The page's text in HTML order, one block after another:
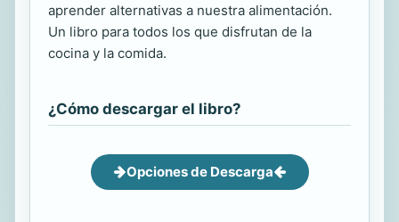
aprender alternativas a nuestra alimentación.
Un libro para todos los que disfrutan de la
cocina y la comida.
¿Cómo descargar el libro?
Opciones de Descarga